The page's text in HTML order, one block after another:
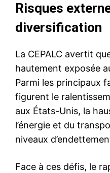
Risques
diversification
La CEPALC avertit
hautement exposée
Parmi les principaux
figurent le
aux États-Unis, la
l’énergie et du
niveaux
Face à ces défis, le